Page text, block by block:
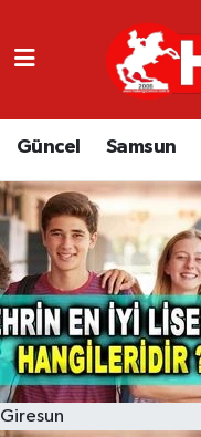
Güncel Samsun
Giresun
GÜNCEL
SAMSUN
SAMSUNSPOR
EKONOMİ
YAŞAM